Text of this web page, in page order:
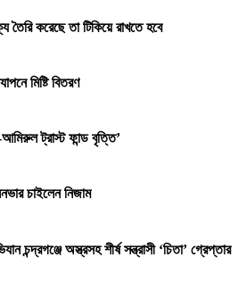
করেছে তা টিকিয়ে রাখতে হবে
মিষ্টি বিতরণ
আমিরুল ট্রাস্ট ফান্ড বৃত্তি’
চাইলেন নিজাম
চন্দ্রগঞ্জে অস্ত্রসহ শীর্ষ সন্ত্রাসী ‘চিতা’ গ্রেপ্তার